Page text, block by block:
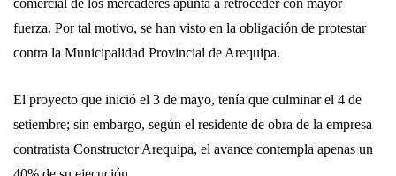
comercial de los mercaderes apunta a retroceder con mayor
fuerza. Por tal motivo, se han visto en la obligación de protestar
contra la Municipalidad Provincial de Arequipa.
El proyecto que inició el 3 de mayo, tenía que culminar el 4 de
setiembre; sin embargo, según el residente de obra de la empresa
contratista Constructor Arequipa, el avance contempla apenas un